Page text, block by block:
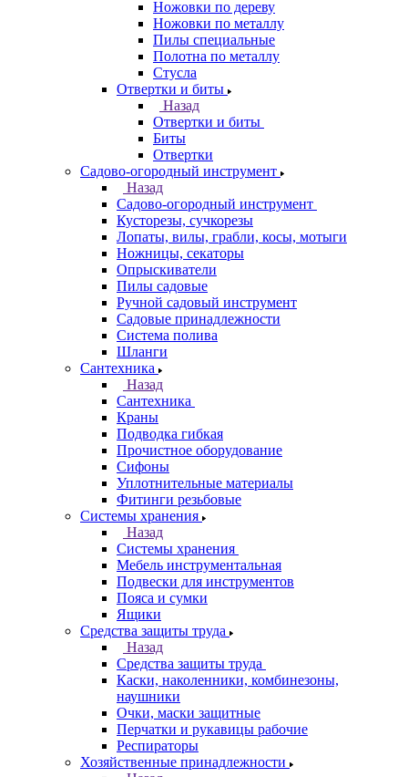
Ножовки по дереву
Ножовки по металлу
Пилы специальные
Полотна по металлу
Стусла
Отвертки и биты
Назад
Отвертки и биты
Биты
Отвертки
Садово-огородный инструмент
Назад
Садово-огородный инструмент
Кусторезы, сучкорезы
Лопаты, вилы, грабли, косы, мотыги
Ножницы, секаторы
Опрыскиватели
Пилы садовые
Ручной садовый инструмент
Садовые принадлежности
Система полива
Шланги
Сантехника
Назад
Сантехника
Краны
Подводка гибкая
Прочистное оборудование
Сифоны
Уплотнительные материалы
Фитинги резьбовые
Системы хранения
Назад
Системы хранения
Мебель инструментальная
Подвески для инструментов
Пояса и сумки
Ящики
Средства защиты труда
Назад
Средства защиты труда
Каски, наколенники, комбинезоны,
наушники
Очки, маски защитные
Перчатки и рукавицы рабочие
Респираторы
Хозяйственные принадлежности